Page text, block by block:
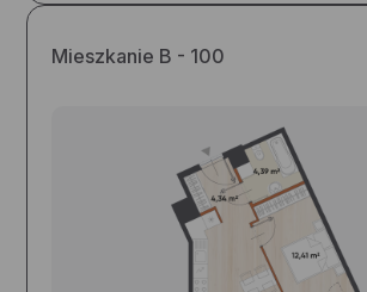
Mieszkanie B - 100